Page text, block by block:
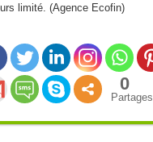
limité. (Agence Ecofin)
0
Partages